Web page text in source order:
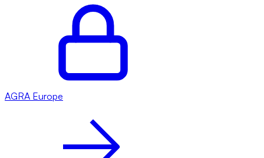
AGRA Europe